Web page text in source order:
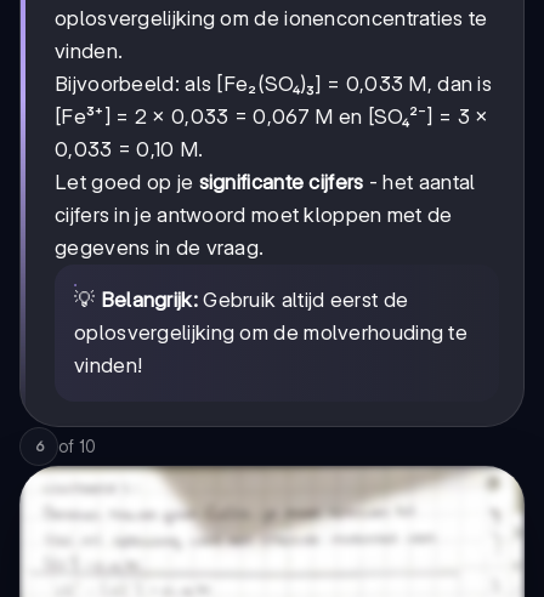
oplosvergelijking om de ionenconcentraties te
vinden.
Bijvoorbeeld: als [Fe₂(SO₄)₃] = 0,033 M, dan is
[Fe³⁺] = 2 × 0,033 = 0,067 M en [SO₄²⁻] = 3 ×
0,033 = 0,10 M.
Let goed op je significante cijfers - het aantal
cijfers in je antwoord moet kloppen met de
gegevens in de vraag.
💡 Belangrijk:Gebruik altijd eerst de
oplosvergelijking om de molverhouding te
vinden!
6 of 10